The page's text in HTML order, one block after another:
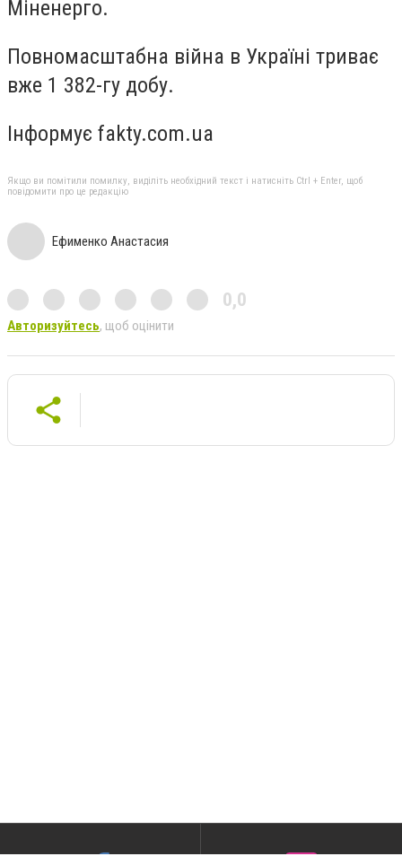
Міненерго.
Повномасштабна війна в Україні триває
вже 1 382-гу добу.
Інформує fakty.com.ua
Якщо ви помітили помилку, виділіть необхідний текст і натисніть Ctrl + Enter, щоб
повідомити про це редакцію
Ефименко Анастасия
0,0
Авторизуйтесь, щоб оцінити